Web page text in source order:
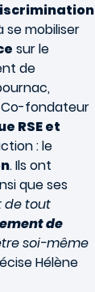
se mobiliser
sur le
de
Co-fondateur
RSE et
: le
. Ils ont
que ses
de tout
de
soi-même
Hélène